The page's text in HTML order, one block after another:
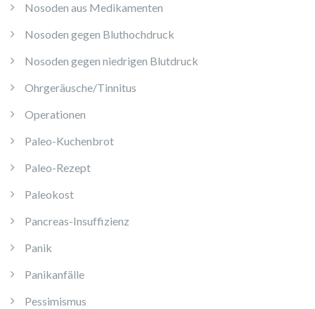
Nosoden aus Medikamenten
Nosoden gegen Bluthochdruck
Nosoden gegen niedrigen Blutdruck
Ohrgeräusche/Tinnitus
Operationen
Paleo-Kuchenbrot
Paleo-Rezept
Paleokost
Pancreas-Insuffizienz
Panik
Panikanfälle
Pessimismus